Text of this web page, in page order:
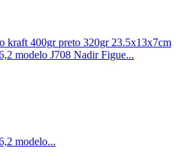
kraft 400gr preto 320gr 23.5x13x7cm
modelo J708 Nadir Figue...
modelo...